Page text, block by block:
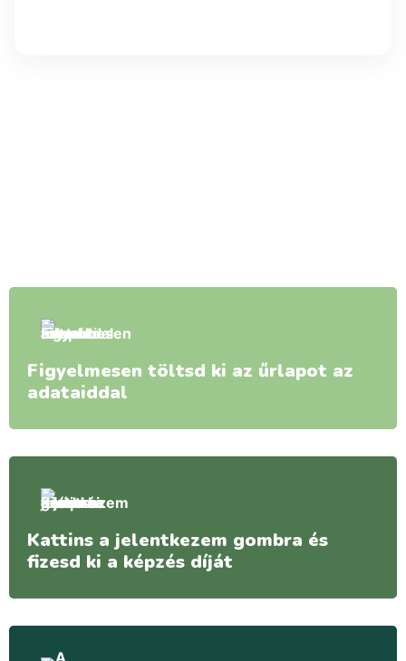
Figyelmesen töltsd ki az űrlapot az
adataiddal
Kattins a jelentkezem gombra és
fizesd ki a képzés díját